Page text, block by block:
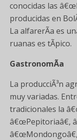
conocidas las
producidas en
La alfarerÃ­a es
ruanas es tÃ­pico.
GastronomÃ­a
La producciÃ³n
muy variadas.
tradicionales la
â€œPepitoriaâ€,